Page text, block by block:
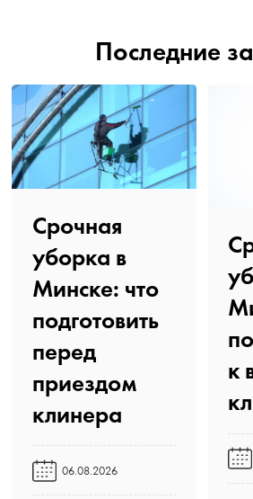
Последние
Срочная
уборка в
Минске: что
подготовить
перед
приездом
клинера️
06.08.2026
к